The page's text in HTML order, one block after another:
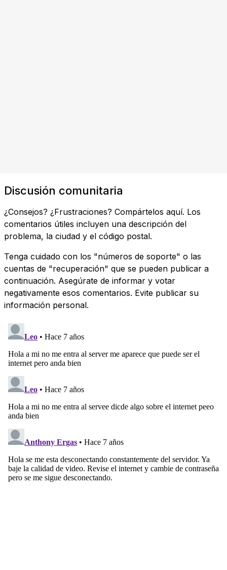
Discusión comunitaria
¿Consejos? ¿Frustraciones? Compártelos aquí. Los
comentarios útiles incluyen una descripción del
problema, la ciudad y el código postal.
Tenga cuidado con los "números de soporte" o las
cuentas de "recuperación" que se pueden publicar a
continuación. Asegúrate de informar y votar
negativamente esos comentarios. Evite publicar su
información personal.